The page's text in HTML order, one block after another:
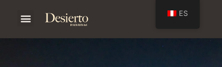
ES